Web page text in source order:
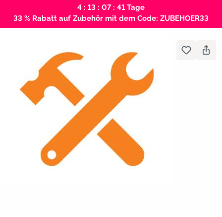
4 : 13 : 07 : 41 Tage
33 % Rabatt auf Zubehör mit dem Code: ZUBEHOER33